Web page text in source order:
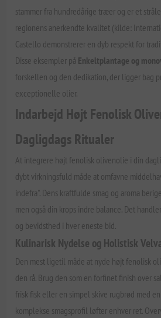
stammer fra hundredårige træer og er et
regionens anerkendte kvalitet (kilde:
Castello demonstrerer en dyb respekt for
Disse eksempler på Enkeltplantage og
forskellen og den dedikation, der ligger bag
exceptionelle olier.
Indarbejd Højt Fenolisk
Dagligdags Ritualer
At integrere højt fenolisk olivenolie i din
dybt virkningsfuld måde at omfavne
indefra". Dens kraftfulde smag og aroma
men også din krops indre balance. Det
og bevidsthed i hver eneste bid.
Kulinarisk Nydelse og Holistisk
Den mest ligetil måde at nyde højt fenolisk
den rå. Brug den som en forfinet finish over
frisk fisk eller en simpel skive rugbrød med
komplekse smagsprofil løfter enhver ret.